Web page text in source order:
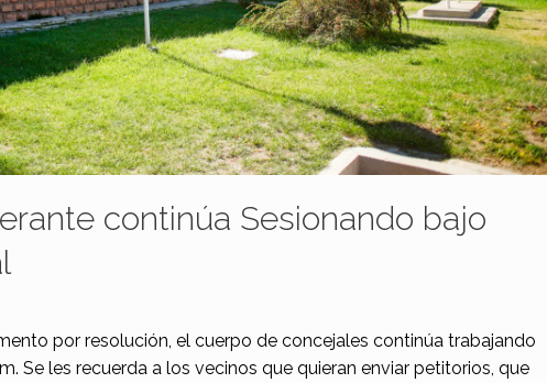
continúa Sesionando bajo
por resolución, el cuerpo de concejales continúa trabajando
Se les recuerda a los vecinos que quieran enviar petitorios, que